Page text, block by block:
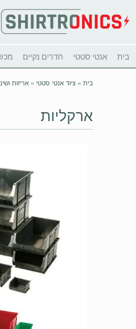
בית אנטי סטטי חדרים נקיים
בית » ציוד אנטי סטטי » אריזות
ארקליות